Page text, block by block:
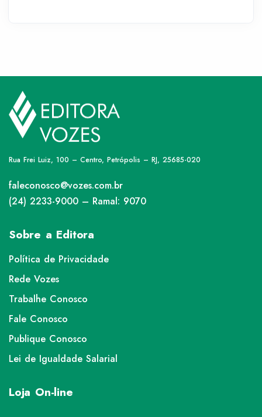
Rua Frei Luiz, 100 – Centro, Petrópolis – RJ, 25685-020
faleconosco@vozes.com.br
(24) 2233-9000 – Ramal: 9070
Sobre a Editora
Política de Privacidade
Rede Vozes
Trabalhe Conosco
Fale Conosco
Publique Conosco
Lei de Igualdade Salarial
Loja On-line